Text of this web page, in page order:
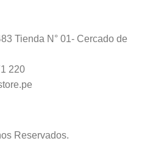
Tienda N° 01- Cercado de
220
Reservados.